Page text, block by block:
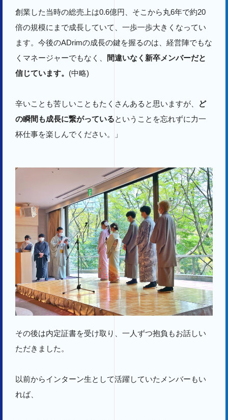
創業した当時の総売上は0.6億円、そこから丸6年で約20
倍の規模にまで成長していて、一歩一歩大きくなってい
ます。今後のADrimの成長の鍵を握るのは、経営陣でもな
くマネージャーでもなく、
間違いなく新卒メンバーだと
信じています。 (中略)
辛いことも苦しいこともたくさんあると思いますが、
ど
の瞬間も成長に繋がっているということを忘れずに力一
杯仕事を楽しんでください。」
その後は内定証書を受け取り、一人ずつ抱負もお話しい
ただきました。
以前からインターン生として活躍していたメンバーもい
れば、